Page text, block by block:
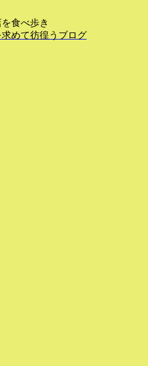
食べ歩き
めて彷徨うブログ